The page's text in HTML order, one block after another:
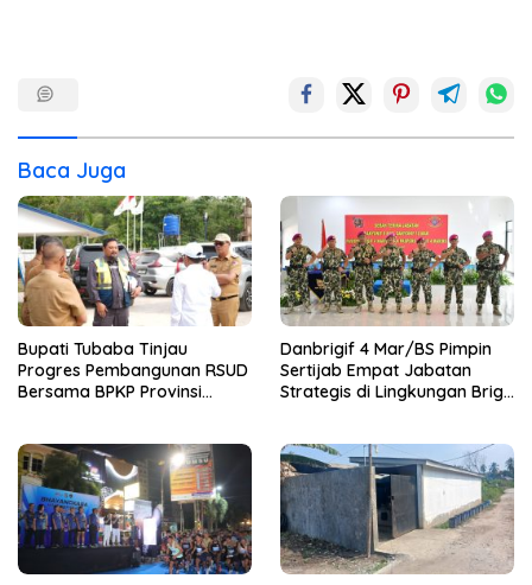
Baca Juga
Bupati Tubaba Tinjau
Progres Pembangunan RSUD
Bersama BPKP Provinsi
Danbrigif 4 Mar/BS Pimpin
Sertijab Empat Jabatan
Strategis di Lingkungan Brigif